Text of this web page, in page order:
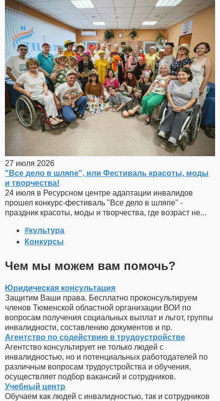
27 июля 2026
"Все дело в шляпе", или Фестиваль красоты, моды
и творчества!
24 июля в Ресурсном центре адаптации инвалидов
прошел конкурс-фестиваль "Все дело в шляпе" -
праздник красоты, моды и творчества, где возраст не...
#культура
Конкурсы
Чем мы можем вам помочь?
Юридическая консультация
Защитим Ваши права. Бесплатно проконсультируем
членов Тюменской областной организации ВОИ по
вопросам получения социальных выплат и льгот, группы
инвалидности, составлению документов и пр.
Агентство по содействию в трудоустройстве
Агентство консультирует не только людей с
инвалидностью, но и потенциальных работодателей по
различным вопросам трудоустройства и обучения,
осуществляет подбор вакансий и сотрудников.
Учебный центр
Обучаем как людей с инвалидностью, так и сотрудников